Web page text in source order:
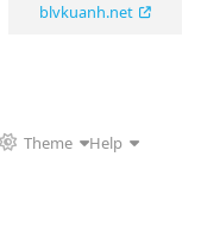
blvkuanh.net
Theme
Help